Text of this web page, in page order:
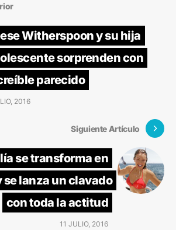
Witherspoon y su hija
sorprenden con
parecido
2016
Siguiente Artículo
se transforma en
se lanza un clavado
con toda la actitud
11 JULIO, 2016